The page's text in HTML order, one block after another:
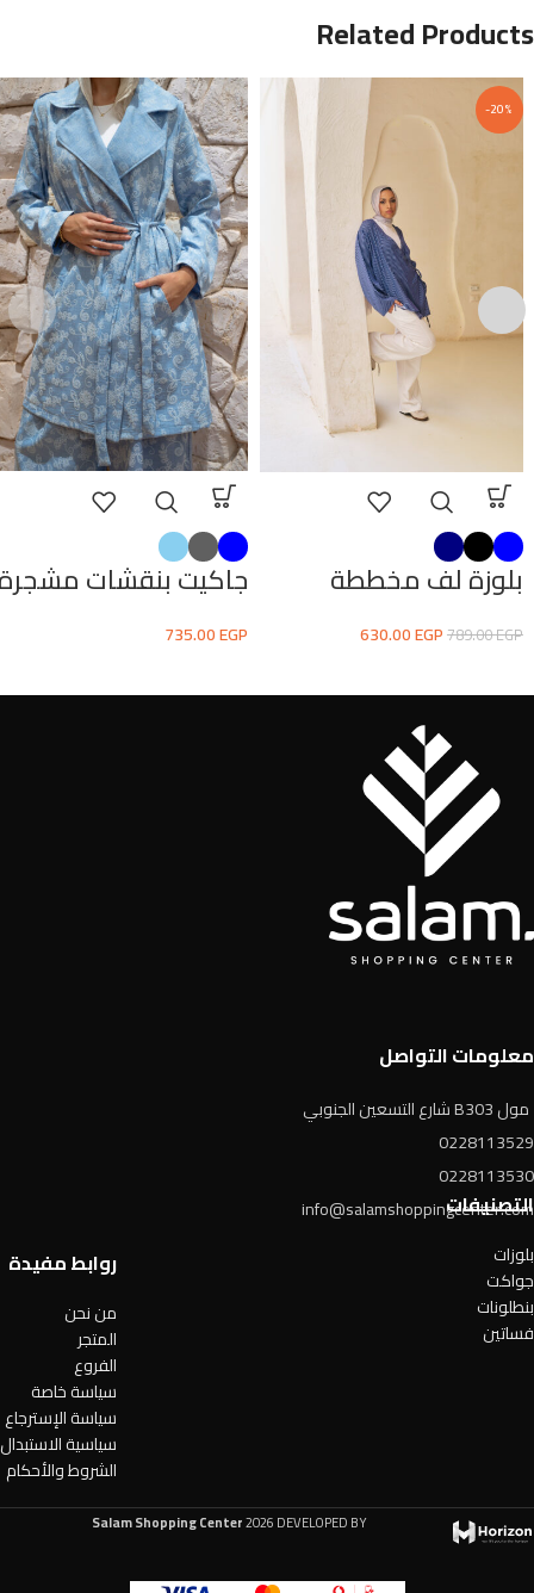
Related Products
جاكيت بنقشات
735.00EGP
-20%
بلوزة لف مخططة
789.00EGP
630.00EGP
معلومات التواصل
مول B303 شارع التسعين الجنوبي
0228113529
0228113530
info@salamshoppingcenter.com
روابط مفيدة
من نحن
المتجر
الفروع
سياسة خاصة
سياسة الإسترجاع
سياسية الاستبدال
الشروط والأحكام
التصنيفات
بلوزات
جواكت
بنطلونات
فساتين
Salam Shopping Center2026 DEVELOPED BY